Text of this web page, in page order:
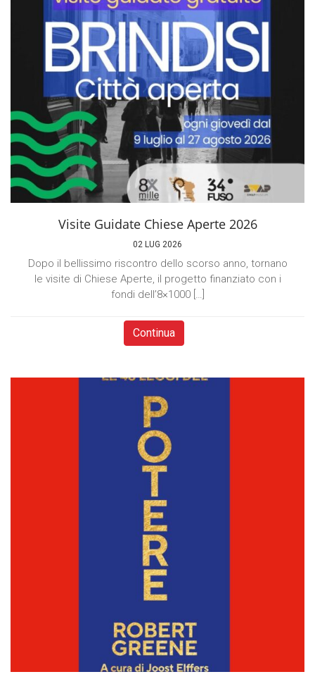
Visite Guidate Chiese Aperte 2026
02 LUG 2026
Dopo il bellissimo riscontro dello scorso anno, tornano
le visite di Chiese Aperte, il progetto finanziato con i
fondi dell’8×1000 […]
Continua